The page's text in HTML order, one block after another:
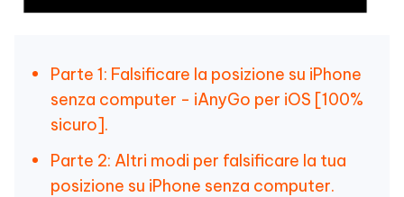
Parte 1: Falsificare la posizione su iPhone
senza computer - iAnyGo per iOS [100%
sicuro].
Parte 2: Altri modi per falsificare la tua
posizione su iPhone senza computer.